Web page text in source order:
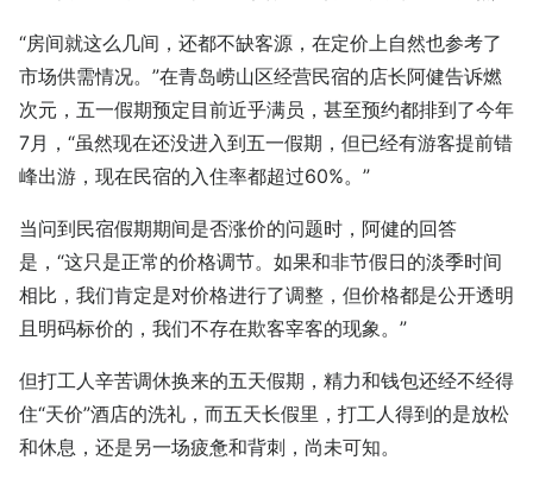
“房间就这么几间，还都不缺客源，在定价上自然也参考了
市场供需情况。”在青岛崂山区经营民宿的店长阿健告诉燃
次元，五一假期预定目前近乎满员，甚至预约都排到了今年
7月，“虽然现在还没进入到五一假期，但已经有游客提前错
峰出游，现在民宿的入住率都超过60%。”
当问到民宿假期期间是否涨价的问题时，阿健的回答
是，“这只是正常的价格调节。如果和非节假日的淡季时间
相比，我们肯定是对价格进行了调整，但价格都是公开透明
且明码标价的，我们不存在欺客宰客的现象。”
但打工人辛苦调休换来的五天假期，精力和钱包还经不经得
住“天价”酒店的洗礼，而五天长假里，打工人得到的是放松
和休息，还是另一场疲惫和背刺，尚未可知。